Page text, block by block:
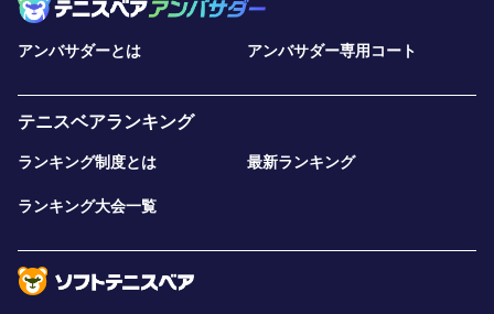
アンバサダーとは アンバサダー専用コート
テニスベアランキング
ランキング制度とは 最新ランキング
ランキング大会一覧